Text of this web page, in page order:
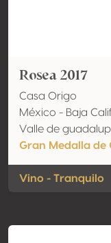
Rosea 2017
Casa Origo
México - Baja
Valle de
Gran Medalla de
Vino - Tranquilo